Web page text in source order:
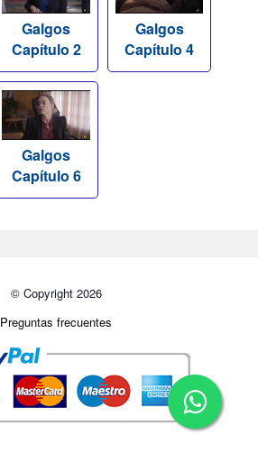
Galgos
Capítulo 2
Galgos
Capítulo 4
Galgos
Capítulo 6
© Copyright 2026
Preguntas frecuentes